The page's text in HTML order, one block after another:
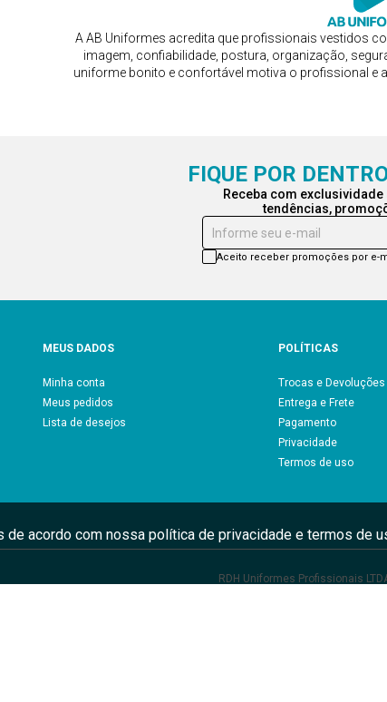
imagem, confiabilidade, postura, organização,
acordo com nossa política de privacidade e termos de